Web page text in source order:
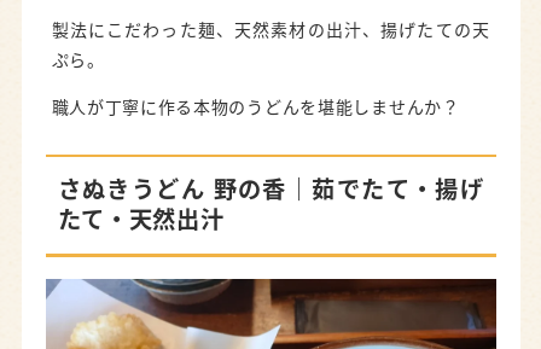
ち食感
コスパ
びっくりうどん天ツネ｜昭和レトロな雰囲気の食
堂
浜松のうどん屋マップ
浜松でお気に入りのうどんを見つけよう
製法にこだわった麺、天然素材の出汁、揚げたての天
ぷら。
職人が丁寧に作る本物のうどんを堪能しませんか？
さぬきうどん 野の香｜茹でたて・揚げ
たて・天然出汁